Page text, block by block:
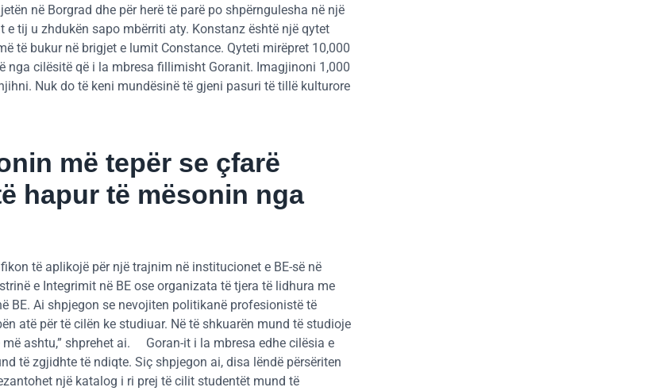
në Borgrad dhe për herë të parë po shpërngulesha në një
e tij u zhdukën sapo mbërriti aty. Konstanz është një qytet
të bukur në brigjet e lumit Constance. Qyteti mirëpret 10,000
nga cilësitë që i la mbresa fillimisht Goranit. Imagjinoni 1,000
Nuk do të keni mundësinë të gjeni pasuri të tillë kulturore
më tepër se çfarë
hapur të mësonin nga
të aplikojë për një trajnim në institucionet e BE-së në
e Integrimit në BE ose organizata të tjera të lidhura me
BE. Ai shpjegon se nevojiten politikanë profesionistë të
atë për të cilën ke studiuar. Në të shkuarën mund të studioje
ashtu,” shprehet ai. Goran-it i la mbresa edhe cilësia e
të zgjidhte të ndiqte. Siç shpjegon ai, disa lëndë përsëriten
një katalog i ri prej të cilit studentët mund të